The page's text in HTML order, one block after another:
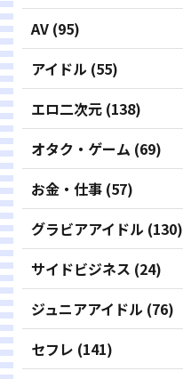
AV (95)
アイドル (55)
エロ二次元 (138)
オタク・ゲーム (69)
お金・仕事 (57)
グラビアアイドル (130)
サイドビジネス (24)
ジュニアアイドル (76)
セフレ (141)